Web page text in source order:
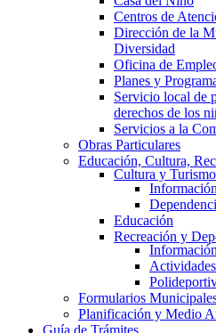
Centros de
Dirección de la
Diversidad
Oficina de
Planes y
Servicio local de
derechos de los
Servicios a la
Obras Particulares
Educación, Cultura,
Cultura y Turismo
Información
Educación
Recreación y
Información
Actividades
Formularios
Planificación y Medio
Guía de Trámites